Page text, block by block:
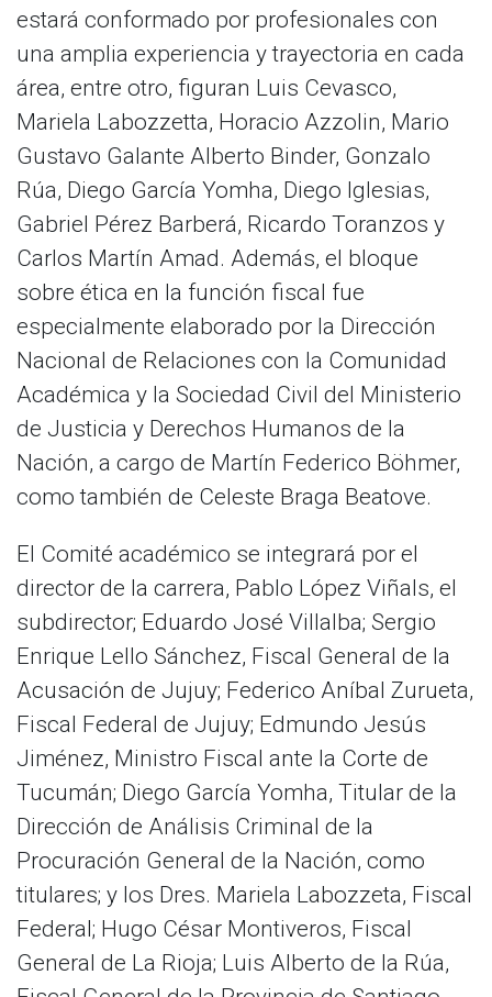
estará conformado por profesionales con
una amplia experiencia y trayectoria en cada
área, entre otro, figuran Luis Cevasco,
Mariela Labozzetta, Horacio Azzolin, Mario
Gustavo Galante Alberto Binder, Gonzalo
Rúa, Diego García Yomha, Diego Iglesias,
Gabriel Pérez Barberá, Ricardo Toranzos y
Carlos Martín Amad. Además, el bloque
sobre ética en la función fiscal fue
especialmente elaborado por la Dirección
Nacional de Relaciones con la Comunidad
Académica y la Sociedad Civil del Ministerio
de Justicia y Derechos Humanos de la
Nación, a cargo de Martín Federico Böhmer,
como también de Celeste Braga Beatove.
El Comité académico se integrará por el
director de la carrera, Pablo López Viñals, el
subdirector; Eduardo José Villalba; Sergio
Enrique Lello Sánchez, Fiscal General de la
Acusación de Jujuy; Federico Aníbal Zurueta,
Fiscal Federal de Jujuy; Edmundo Jesús
Jiménez, Ministro Fiscal ante la Corte de
Tucumán; Diego García Yomha, Titular de la
Dirección de Análisis Criminal de la
Procuración General de la Nación, como
titulares; y los Dres. Mariela Labozzeta, Fiscal
Federal; Hugo César Montiveros, Fiscal
General de La Rioja; Luis Alberto de la Rúa,